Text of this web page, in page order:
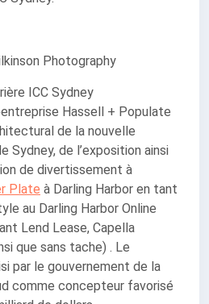
Photography
ICC Sydney
Hassell + Populate
de la nouvelle
Sydney, de l’exposition ainsi
de divertissement à
Plate à Darling Harbor en tant
au Darling Harbor Online
Lend Lease, Capella
que sans tache) . Le
par le gouvernement de la
comme concepteur favorisé